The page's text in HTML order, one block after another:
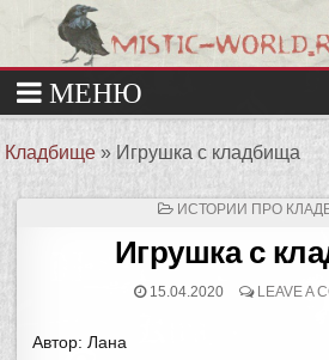
Кладбище » Игрушка с кладбища
ОПУБЛИКОВАНО
ИСТОРИИ ПРО
Игрушка с
15.04.2020 LEAVE A
Автор: Лана